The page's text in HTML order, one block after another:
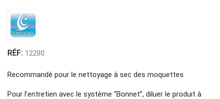
RÉF: 12280
Recommandé pour le nettoyage à sec des moquettes
Pour l’entretien avec le système “Bonnet”, diluer le produit à